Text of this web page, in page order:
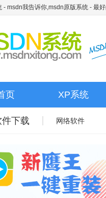
- msdn我告诉你,msdn原版系统 - 最
页 XP系统
件下载 网络软件